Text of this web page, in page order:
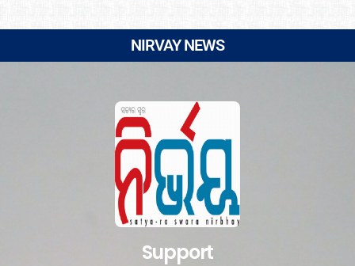
NIRVAY NEWS
Support